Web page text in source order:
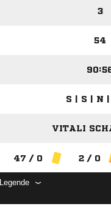
3
54
S | S | N |
VITALI
47 / 0 2 / 0
Legende